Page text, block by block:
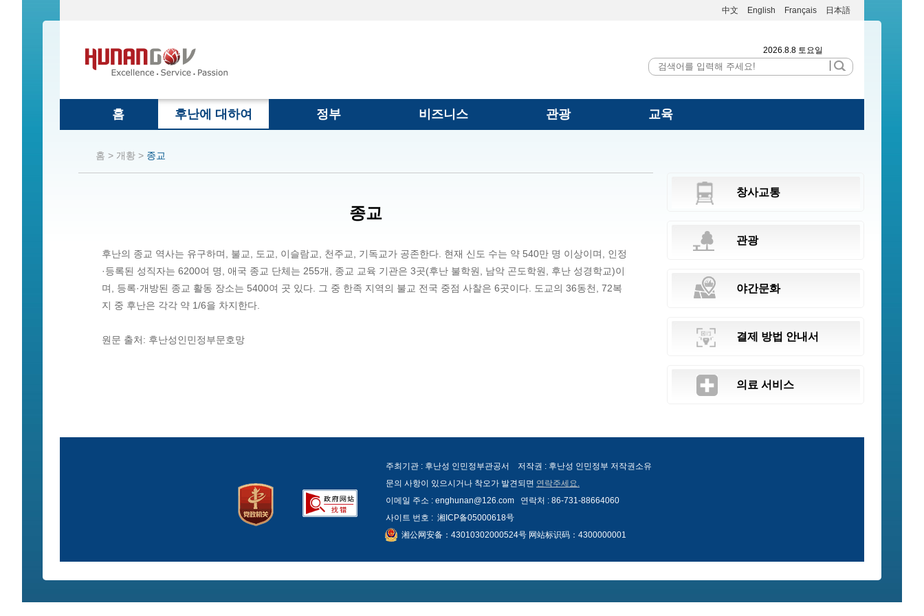
中文 English Français 日本語
2026.8.8 토요일
홈 후난에 대하여 정부 비즈니스 관광 교육
홈 > 개황 > 종교
종교
후난의 종교 역사는 유구하며, 불교, 도교, 이슬람교, 천주교, 기독교가 공존한다. 현재 신도 수는 약 540만 명 이상이며, 인정
·등록된 성직자는 6200여 명, 애국 종교 단체는 255개, 종교 교육 기관은 3곳(후난 불학원, 남악 곤도학원, 후난 성경학교)이
며, 등록·개방된 종교 활동 장소는 5400여 곳 있다. 그 중 한족 지역의 불교 전국 중점 사찰은 6곳이다. 도교의 36동천, 72복
지 중 후난은 각각 약 1/6을 차지한다.
원문 출처: 후난성인민정부문호망
창사교통
관광
야간문화
결제 방법 안내서
의료 서비스
주최기관 : 후난성 인민정부관공서 저작권 : 후난성 인민정부 저작권소유
문의 사항이 있으시거나 착오가 발견되면 연락주세요.
이메일 주소 : enghunan@126.com 연락처 : 86-731-88664060
사이트 번호 : 湘ICP备05000618号
湘公网安备：43010302000524号 网站标识码：4300000001